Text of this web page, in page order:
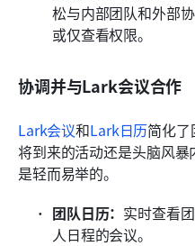
松与内部团队和外部
或仅查看权限。
协调并与Lark会议合作
Lark会议和Lark日历简化
将到来的活动还是头脑风
是轻而易举的。
团队日历： 实时查看
人日程的会议。